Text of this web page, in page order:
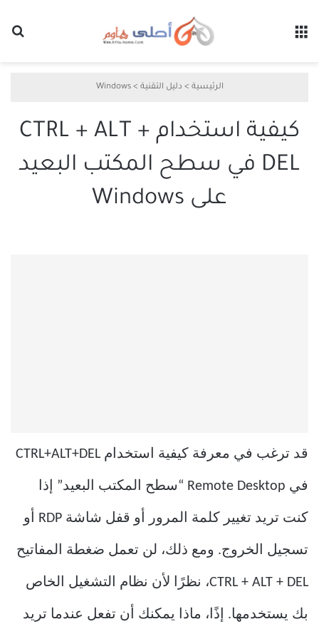
الرئيسية > دليل التقنية >
Windows
كيفية استخدام CTRL + ALT +
DEL في سطح المكتب البعيد
على Windows
قد ترغب في معرفة كيفية استخدام CTRL+ALT+DEL
في Remote Desktop “سطح المكتب البعيد” إذا
كنت تريد تغيير كلمة المرور أو قفل شاشة RDP أو
تسجيل الخروج. ومع ذلك، لن تعمل ضغطة المفاتيح
CTRL + ALT + DEL، نظرًا لأن نظام التشغيل الخاص
بك يستخدمها. إذًا، ماذا يمكنك أن تفعل عندما تريد